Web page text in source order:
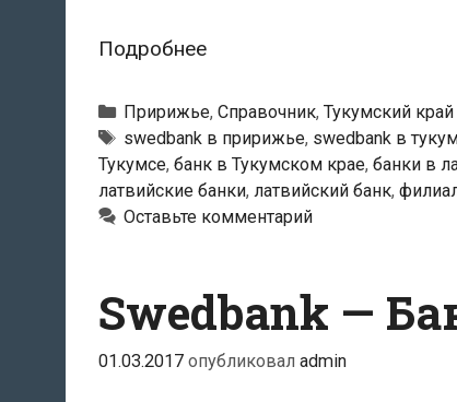
ПодробнееSwedbank
Тукумский
филиал
Рубрики
Пририжье, Справочник, Тукумский край
Тэги
swedbank в пририжье, swedbank в
Тукумсе, банк в Тукумском крае, банки в
латвийские банки, латвийский банк,
Оставьте комментарий
Swedbank —
01.03.2017 опубликовал admin